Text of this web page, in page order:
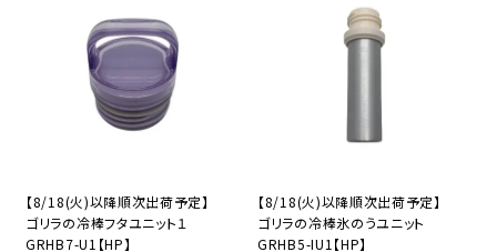
【8/18(火)以降順次出荷予定】
ゴリラの冷棒フタユニット１
GRHB7-U1【HP】
【8/18(火)以降順次出荷予定】
ゴリラの冷棒氷のうユニット
GRHB5-IU1【HP】